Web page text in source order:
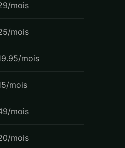
mois
mois
mois
mois
mois
mois